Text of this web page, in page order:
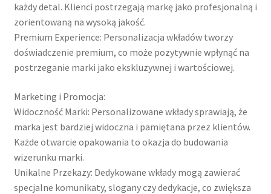
każdy detal. Klienci postrzegają markę jako profesjonalną i
zorientowaną na wysoką jakość.
Premium Experience: Personalizacja wkładów tworzy
doświadczenie premium, co może pozytywnie wpłynąć na
postrzeganie marki jako ekskluzywnej i wartościowej.
Marketing i Promocja:
Widoczność Marki: Personalizowane wkłady sprawiają, że
marka jest bardziej widoczna i pamiętana przez klientów.
Każde otwarcie opakowania to okazja do budowania
wizerunku marki.
Unikalne Przekazy: Dedykowane wkłady mogą zawierać
specjalne komunikaty, slogany czy dedykacje, co zwiększa